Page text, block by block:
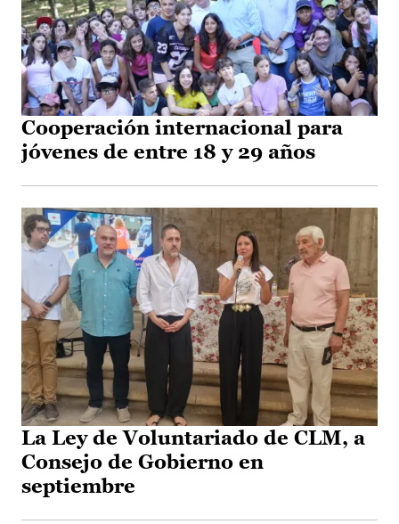
Cooperación internacional para
jóvenes de entre 18 y 29 años
La Ley de Voluntariado de CLM, a
Consejo de Gobierno en
septiembre